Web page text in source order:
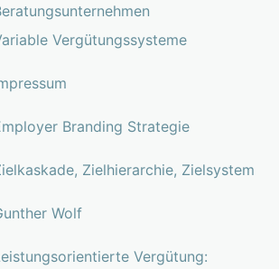
Vergütungssysteme
Branding Strategie
Zielhierarchie, Zielsystem
Wolf
Vergütung: